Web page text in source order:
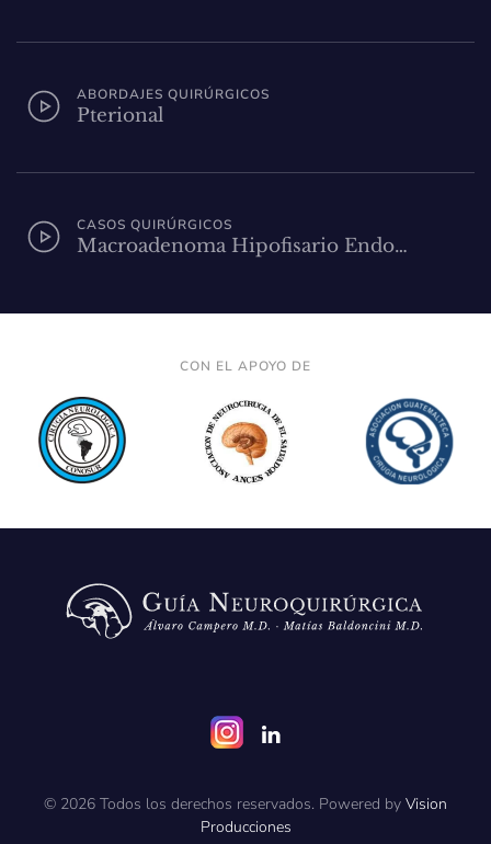
ABORDAJES QUIRÚRGICOS
Pterional
CASOS QUIRÚRGICOS
Macroadenoma Hipofisario Endo…
CON EL APOYO DE
© 2026 Todos los derechos reservados. Powered by Vision
Producciones